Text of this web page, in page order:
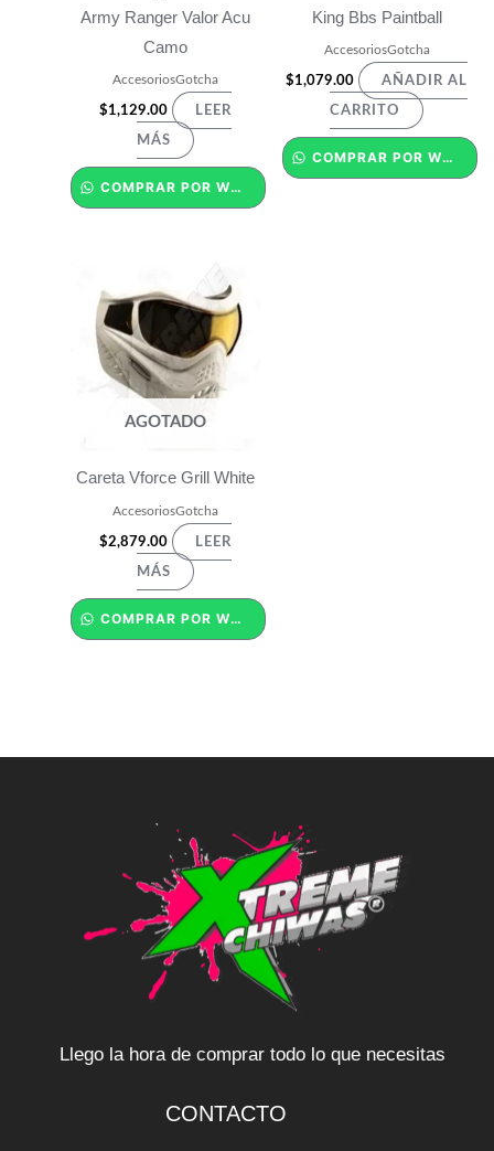
Army Ranger Valor Acu
Camo
AccesoriosGotcha
$1,129.00 LEER
MÁS
COMPRAR POR WHATSAPP
King Bbs Paintball
AccesoriosGotcha
$1,079.00 AÑADIR AL
CARRITO
COMPRAR POR WHATSAPP
AGOTADO
Careta Vforce Grill White
AccesoriosGotcha
$2,879.00 LEER
MÁS
COMPRAR POR WHATSAPP
Llego la hora de comprar todo lo que necesitas
CONTACTO